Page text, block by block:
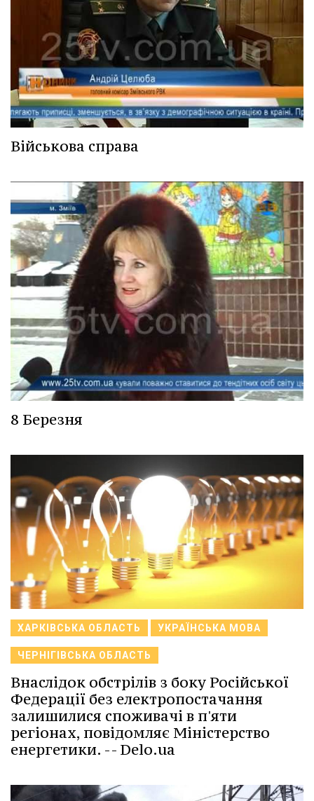
Військова справа
8 Березня
ХАРКІВСЬКА ОБЛАСТЬ УКРАЇНСЬКА МОВА
ЧЕРНІГІВСЬКА ОБЛАСТЬ
Внаслідок обстрілів з боку Російської
Федерації без електропостачання
залишилися споживачі в п'яти
регіонах, повідомляє Міністерство
енергетики. -- Delo.ua